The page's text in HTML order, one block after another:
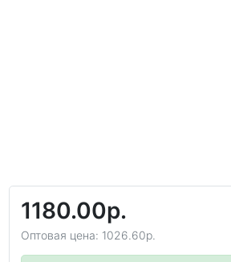
1180.00р.
Оптовая цена: 1026.60р.